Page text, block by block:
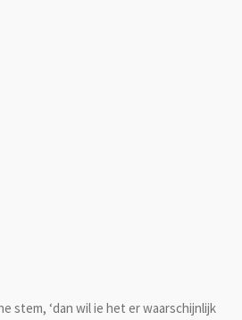
stem, ‘dan wil ie het er waarschijnlijk